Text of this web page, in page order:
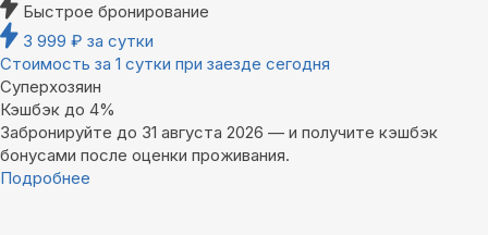
Быстрое бронирование
3 999 ₽ за сутки
Стоимость за 1 сутки при заезде сегодня
Суперхозяин
Кэшбэк до 4%
Забронируйте до 31 августа 2026 — и получите кэшбэк
бонусами после оценки проживания.
Подробнее